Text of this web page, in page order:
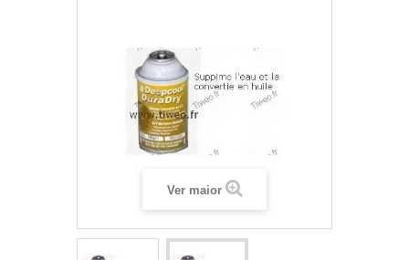
Ver maior